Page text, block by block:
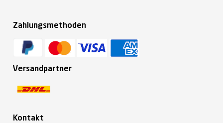
Zahlungsmethoden
Versandpartner
Kontakt